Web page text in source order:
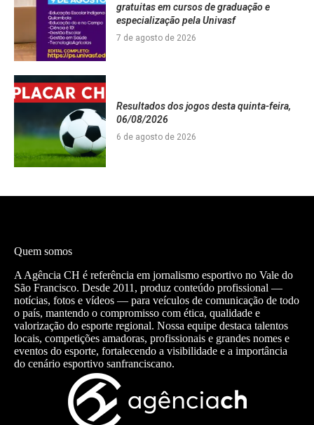
gratuitas em cursos de graduação e
especialização pela Univasf
7 de agosto de 2026
Resultados dos jogos desta quinta-feira,
06/08/2026
6 de agosto de 2026
Quem somos
A Agência CH é referência em jornalismo esportivo no Vale do
São Francisco. Desde 2011, produz conteúdo profissional —
notícias, fotos e vídeos — para veículos de comunicação de todo
o país, mantendo o compromisso com ética, qualidade e
valorização do esporte regional. Nossa equipe destaca talentos
locais, competições amadoras, profissionais e grandes nomes e
eventos do esporte, fortalecendo a visibilidade e a importância
do cenário esportivo sanfranciscano.